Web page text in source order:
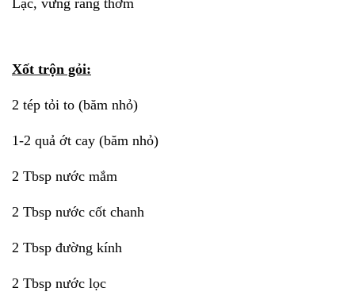
Xốt trộn gỏi:
2 tép tỏi to (băm nhỏ)
1-2 quả ớt cay (băm nhỏ)
2 Tbsp nước mắm
2 Tbsp nước cốt chanh
2 Tbsp đường kính
2 Tbsp nước lọc